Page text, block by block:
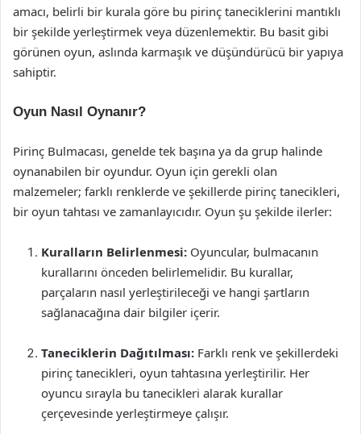
amacı, belirli bir kurala göre bu pirinç taneciklerini mantıklı
bir şekilde yerleştirmek veya düzenlemektir. Bu basit gibi
görünen oyun, aslında karmaşık ve düşündürücü bir yapıya
sahiptir.
Oyun Nasıl Oynanır?
Pirinç Bulmacası, genelde tek başına ya da grup halinde
oynanabilen bir oyundur. Oyun için gerekli olan
malzemeler; farklı renklerde ve şekillerde pirinç tanecikleri,
bir oyun tahtası ve zamanlayıcıdır. Oyun şu şekilde ilerler:
Kuralların Belirlenmesi: Oyuncular, bulmacanın
kurallarını önceden belirlemelidir. Bu kurallar,
parçaların nasıl yerleştirileceği ve hangi şartların
sağlanacağına dair bilgiler içerir.
Taneciklerin Dağıtılması: Farklı renk ve şekillerdeki
pirinç tanecikleri, oyun tahtasına yerleştirilir. Her
oyuncu sırayla bu tanecikleri alarak kurallar
çerçevesinde yerleştirmeye çalışır.